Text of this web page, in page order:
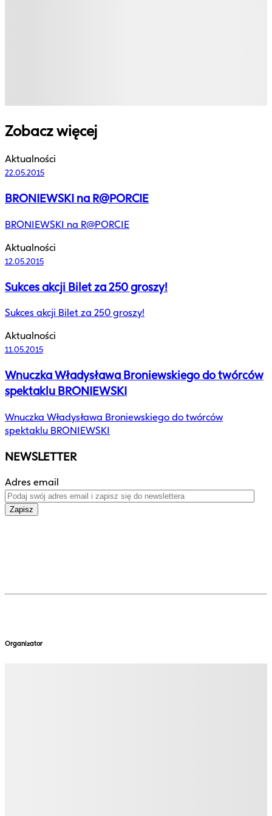
Zobacz więcej
Aktualności
22.05.2015
BRONIEWSKI na R@PORCIE
BRONIEWSKI na R@PORCIE
Aktualności
12.05.2015
Sukces akcji Bilet za 250 groszy!
Sukces akcji Bilet za 250 groszy!
Aktualności
11.05.2015
Wnuczka Władysława Broniewskiego do twórców
spektaklu BRONIEWSKI
Wnuczka Władysława Broniewskiego do twórców
spektaklu BRONIEWSKI
NEWSLETTER
Adres email
Zapisz
Organizator